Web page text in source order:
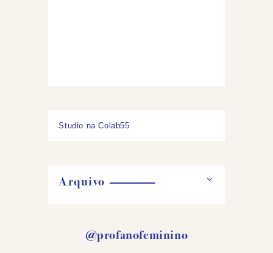
Studio na Colab55
Arquivo
@profanofeminino